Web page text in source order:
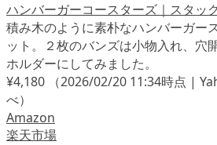
ハンバーガーコースターズ｜スタッ
積み木のように素朴なハンバーガー
ット。２枚のバンズは小物入れ、穴
ホルダーにしてみました。
¥4,180
（2026/02/20 11:34時点 |
べ）
Amazon
楽天市場